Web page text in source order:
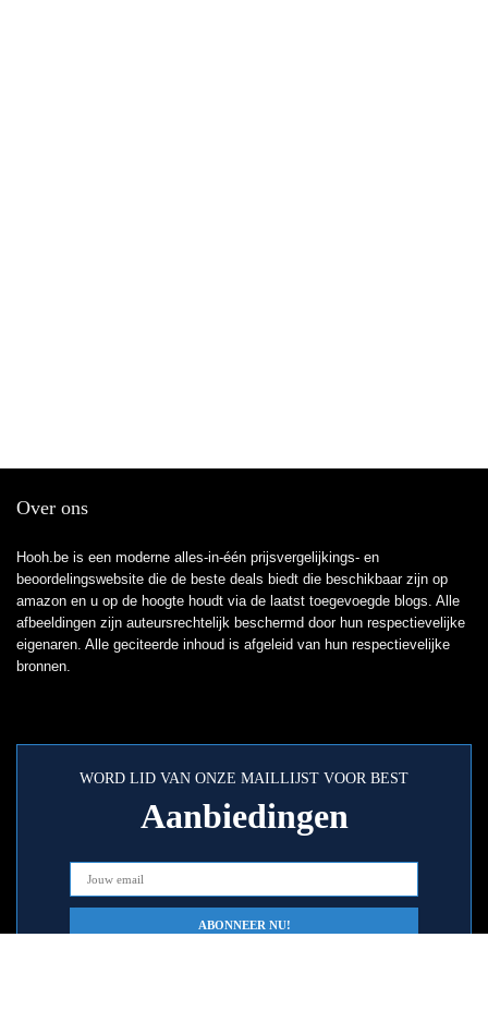
Over ons
Hooh.be is een moderne alles-in-één prijsvergelijkings- en
beoordelingswebsite die de beste deals biedt die beschikbaar zijn op
amazon en u op de hoogte houdt via de laatst toegevoegde blogs. Alle
afbeeldingen zijn auteursrechtelijk beschermd door hun respectievelijke
eigenaren. Alle geciteerde inhoud is afgeleid van hun respectievelijke
bronnen.
WORD LID VAN ONZE MAILLIJST VOOR BEST
Aanbiedingen